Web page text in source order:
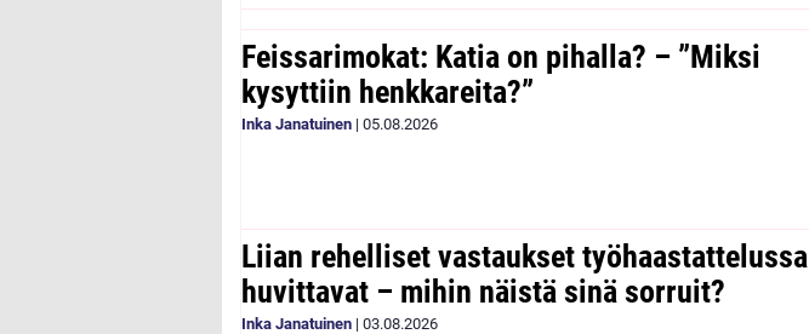
Feissarimokat: Katia on pihalla? – ”Miksi
kysyttiin henkkareita?”
Inka Janatuinen | 05.08.2026
Liian rehelliset vastaukset työhaastattelussa
huvittavat – mihin näistä sinä sorruit?
Inka Janatuinen | 03.08.2026